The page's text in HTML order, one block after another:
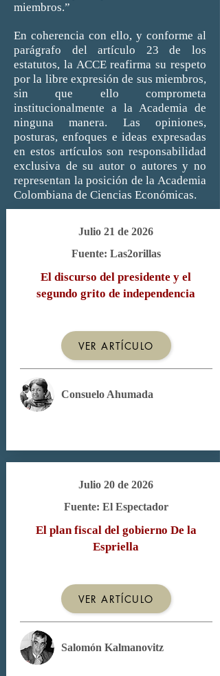
miembros.”
En coherencia con ello, y conforme al
parágrafo del artículo 23 de los
estatutos, la ACCE reafirma su respeto
por la libre expresión de sus miembros,
sin que ello comprometa
institucionalmente a la Academia de
ninguna manera. Las opiniones,
posturas, enfoques e ideas expresadas
en estos artículos son responsabilidad
exclusiva de su autor o autores y no
representan la posición de la Academia
Colombiana de Ciencias Económicas.
Julio 21 de 2026
Fuente: Las2orillas
El discurso del presidente y el
segundo grito de independencia
VER ARTÍCULO
Consuelo Ahumada
Julio 20 de 2026
Fuente: El Espectador
El plan fiscal del gobierno De la
Espriella
VER ARTÍCULO
Salomón Kalmanovitz